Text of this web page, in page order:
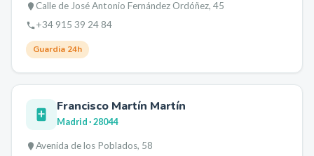
Calle de José Antonio Fernández Ordóñez, 45
+34 915 39 24 84
Guardia 24h
Francisco Martín Martín
Madrid· 28044
Avenida de los Poblados, 58